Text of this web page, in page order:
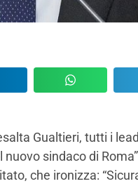
Gualtieri, tutti i
sindaco di
che ironizza: